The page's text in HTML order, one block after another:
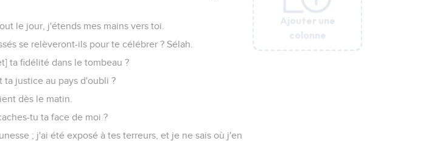
Ajouter une
colonne
Ajouter une
colonne
Ajouter une
colonne
le jour, j'étends mes mains vers toi.
se relèveront-ils pour te célébrer ? Sélah.
ta fidélité dans le tombeau ?
ta justice au pays d'oubli ?
dès le matin.
tu ta face de moi ?
; j'ai été exposé à tes terreurs, et je ne sais où j'en
Ajouter une
colonne
Ajouter une
colonne
Ajouter une
colonne
Ajouter une
colonne
Ajouter une
colonne